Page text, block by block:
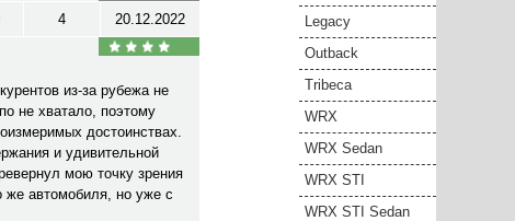
4 20.12.2022
из-за рубежа не
не хватало, поэтому
достоинствах.
и удивительной
мою точку зрения
же автомобиля, но уже с
Legacy
Outback
Tribeca
WRX
WRX Sedan
WRX STI
WRX STI Sedan